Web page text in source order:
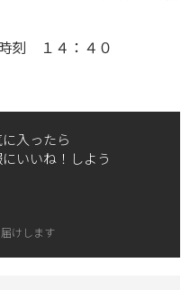
刻 １４：４０
入ったら
いいね！しよう
けします